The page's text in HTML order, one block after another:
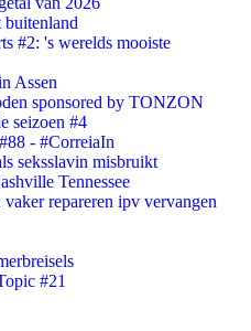
#2: 's werelds mooiste
Assen
sponsored by TONZON
seizoen #4
- #CorreiaIn
seksslavin misbruikt
Tennessee
repareren ipv vervangen
#21